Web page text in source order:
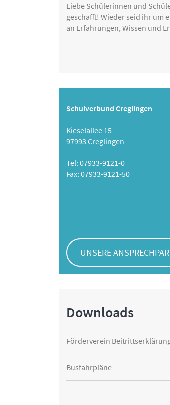
Liebe Schülerinnen und
geschafft! Wieder seid ihr um
an Erfahrungen, Wissen und
Schulverbund Creglingen
Kieselallee 15
97993 Creglingen
Tel: 07933-9121-0
Fax: 07933-9121-50
UNSERE
Downloads
Förderverein
Busfahrpläne